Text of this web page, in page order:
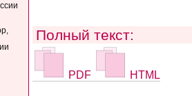
Полный текст:
PDF HTML